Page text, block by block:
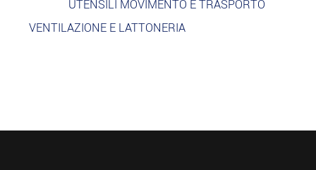
UTENSILI MOVIMENTO E TRASPORTO
VENTILAZIONE E LATTONERIA